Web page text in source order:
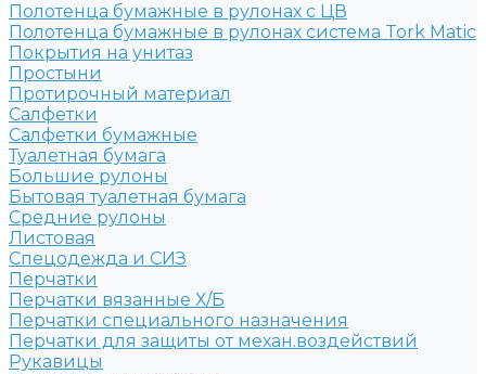
Полотенца бумажные в рулонах с ЦВ
Полотенца бумажные в рулонах система Tork Matic
Покрытия на унитаз
Простыни
Протирочный материал
Салфетки
Салфетки бумажные
Туалетная бумага
Большие рулоны
Бытовая туалетная бумага
Средние рулоны
Листовая
Спецодежда и СИЗ
Перчатки
Перчатки вязанные Х/Б
Перчатки специального назначения
Перчатки для защиты от механ.воздействий
Рукавицы